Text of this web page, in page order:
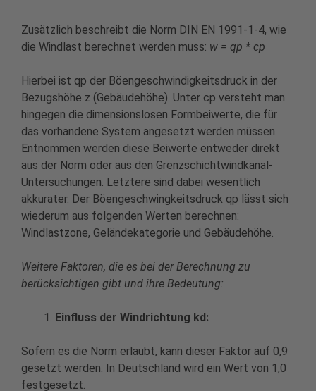
Zusätzlich beschreibt die Norm DIN EN 1991-1-4, wie
die Windlast berechnet werden muss: w = qp * cp
Hierbei ist qp der Böengeschwindigkeitsdruck in der
Bezugshöhe z (Gebäudehöhe). Unter cp versteht man
hingegen die dimensionslosen Formbeiwerte, die für
das vorhandene System angesetzt werden müssen.
Entnommen werden diese Beiwerte entweder direkt
aus der Norm oder aus den Grenzschichtwindkanal-
Untersuchungen. Letztere sind dabei wesentlich
akkurater. Der Böengeschwingkeitsdruck qp lässt sich
wiederum aus folgenden Werten berechnen:
Windlastzone, Geländekategorie und Gebäudehöhe.
Weitere Faktoren, die es bei der Berechnung zu
berücksichtigen gibt und ihre Bedeutung:
Einfluss der Windrichtung kd:
Sofern es die Norm erlaubt, kann dieser Faktor auf 0,9
gesetzt werden. In Deutschland wird ein Wert von 1,0
festgesetzt.